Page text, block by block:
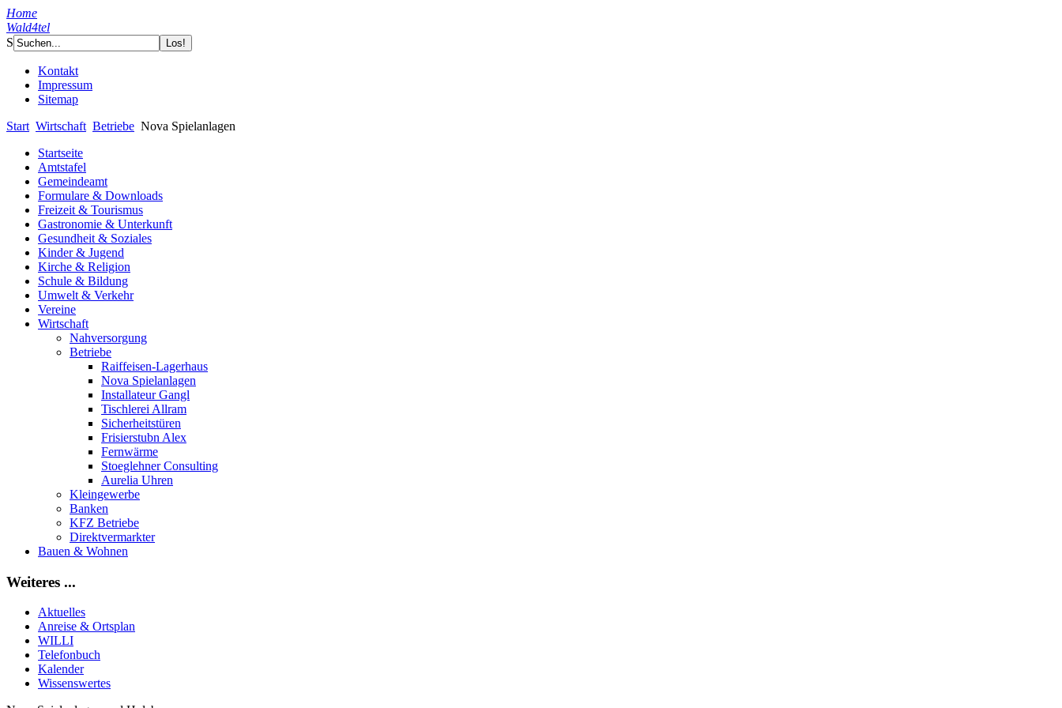
Home
Wald4tel
S
Kontakt
Impressum
Sitemap
Start Wirtschaft Betriebe Nova Spielanlagen
Startseite
Amtstafel
Gemeindeamt
Formulare & Downloads
Freizeit & Tourismus
Gastronomie & Unterkunft
Gesundheit & Soziales
Kinder & Jugend
Kirche & Religion
Schule & Bildung
Umwelt & Verkehr
Vereine
Wirtschaft
Nahversorgung
Betriebe
Raiffeisen-Lagerhaus
Nova Spielanlagen
Installateur Gangl
Tischlerei Allram
Sicherheitstüren
Frisierstubn Alex
Fernwärme
Stoeglehner Consulting
Aurelia Uhren
Kleingewerbe
Banken
KFZ Betriebe
Direktvermarkter
Bauen & Wohnen
Weiteres ...
Aktuelles
Anreise & Ortsplan
WILLI
Telefonbuch
Kalender
Wissenswertes